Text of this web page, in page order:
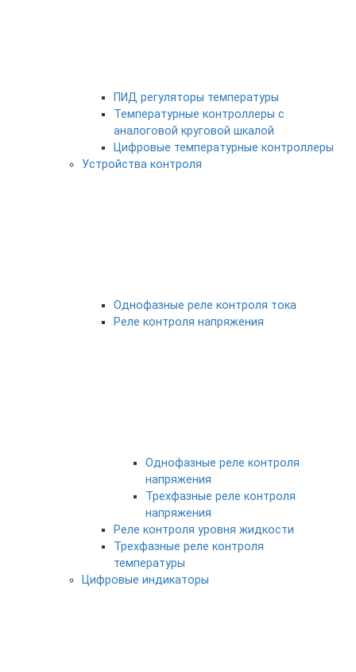
ПИД регуляторы температуры
Температурные контроллеры с
аналоговой круговой шкалой
Цифровые температурные контроллеры
Устройства контроля
Однофазные реле контроля тока
Реле контроля напряжения
Однофазные реле контроля
напряжения
Трехфазные реле контроля
напряжения
Реле контроля уровня жидкости
Трехфазные реле контроля
температуры
Цифровые индикаторы